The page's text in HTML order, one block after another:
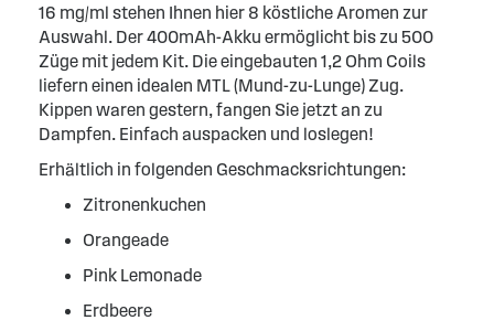
16 mg/ml stehen Ihnen hier 8 köstliche Aromen zur
Auswahl. Der 400mAh-Akku ermöglicht bis zu 500
Züge mit jedem Kit. Die eingebauten 1,2 Ohm Coils
liefern einen idealen MTL (Mund-zu-Lunge) Zug.
Kippen waren gestern, fangen Sie jetzt an zu
Dampfen. Einfach auspacken und loslegen!
Erhältlich in folgenden Geschmacksrichtungen:
Zitronenkuchen
Orangeade
Pink Lemonade
Erdbeere